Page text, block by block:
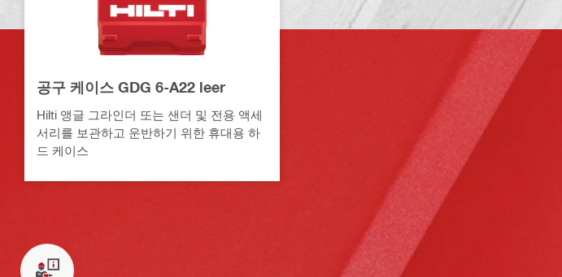
공구 케이스 GDG 6-A22 leer
Hilti 앵글 그라인더 또는 샌더 및 전용 액세
서리를 보관하고 운반하기 위한 휴대용 하
드 케이스